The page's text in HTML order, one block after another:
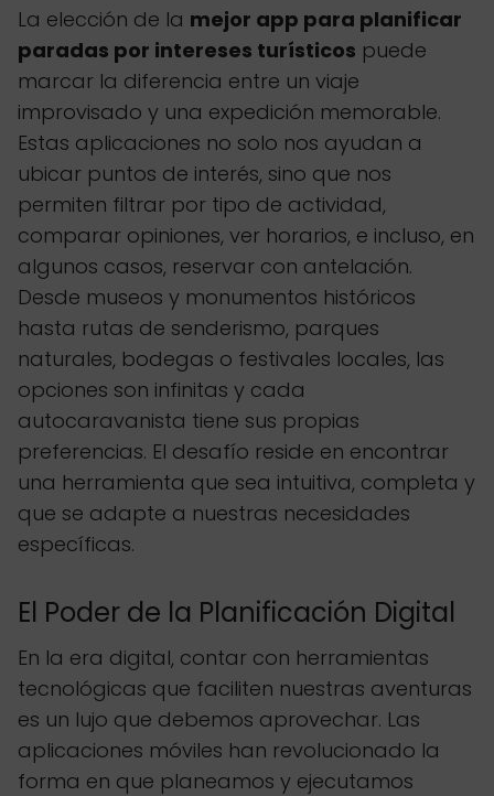
La elección de la mejor app para planificar
paradas por intereses turísticos puede
marcar la diferencia entre un viaje
improvisado y una expedición memorable.
Estas aplicaciones no solo nos ayudan a
ubicar puntos de interés, sino que nos
permiten filtrar por tipo de actividad,
comparar opiniones, ver horarios, e incluso, en
algunos casos, reservar con antelación.
Desde museos y monumentos históricos
hasta rutas de senderismo, parques
naturales, bodegas o festivales locales, las
opciones son infinitas y cada
autocaravanista tiene sus propias
preferencias. El desafío reside en encontrar
una herramienta que sea intuitiva, completa y
que se adapte a nuestras necesidades
específicas.
El Poder de la Planificación Digital
En la era digital, contar con herramientas
tecnológicas que faciliten nuestras aventuras
es un lujo que debemos aprovechar. Las
aplicaciones móviles han revolucionado la
forma en que planeamos y ejecutamos